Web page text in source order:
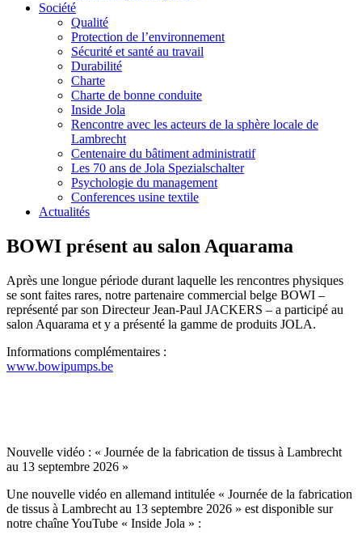
Société
Qualité
Protection de l’environnement
Sécurité et santé au travail
Durabilité
Charte
Charte de bonne conduite
Inside Jola
Rencontre avec les acteurs de la sphère locale de
Lambrecht
Centenaire du bâtiment administratif
Les 70 ans de Jola Spezialschalter
Psychologie du management
Conferences usine textile
Actualités
BOWI présent au salon Aquarama
Après une longue période durant laquelle les rencontres physiques
se sont faites rares, notre partenaire commercial belge BOWI –
représenté par son Directeur Jean-Paul JACKERS – a participé au
salon Aquarama et y a présenté la gamme de produits JOLA.
Informations complémentaires :
www.bowipumps.be
Nouvelle vidéo : « Journée de la fabrication de tissus à Lambrecht
au 13 septembre 2026 »
Une nouvelle vidéo en allemand intitulée « Journée de la fabrication
de tissus à Lambrecht au 13 septembre 2026 » est disponible sur
notre chaîne YouTube « Inside Jola » :